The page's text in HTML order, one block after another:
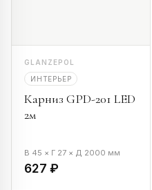
GLANZEPOL
ИНТЕРЬЕР
Карниз GPD-201 LED
2м
В 45 × Г 27 × Д 2000 мм
627 ₽